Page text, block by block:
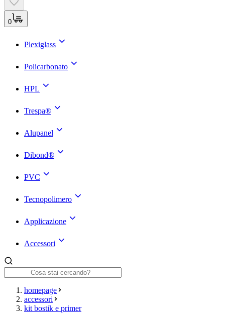
0
Plexiglass
Policarbonato
HPL
Trespa®
Alupanel
Dibond®
PVC
Tecnopolimero
Applicazione
Accessori
homepage
accessori
kit bostik e primer